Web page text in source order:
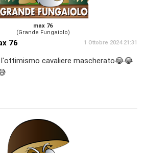
max 76
(Grande Fungaiolo)
76 1 Ottobre 2024 21:31
l'ottimismo cavaliere mascherato😂😂